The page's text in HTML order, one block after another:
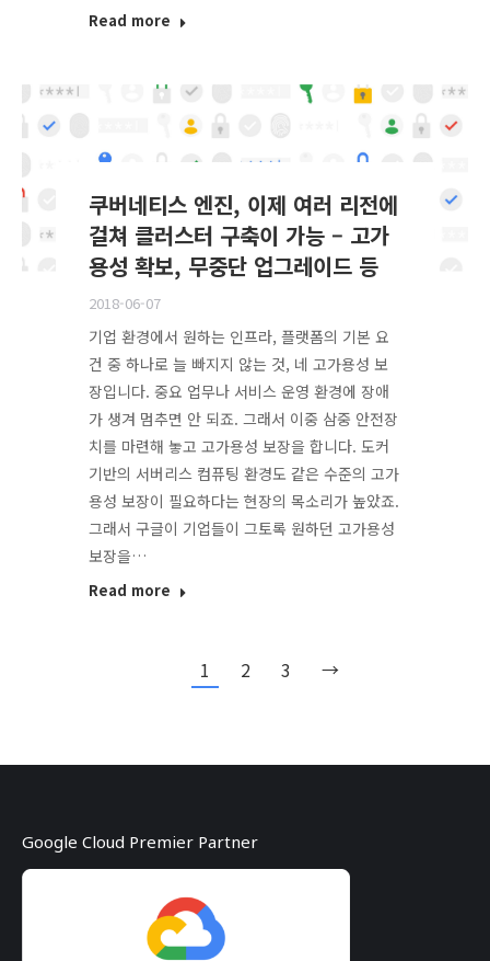
Read more
쿠버네티스 엔진, 이제 여러 리전에
걸쳐 클러스터 구축이 가능 – 고가
용성 확보, 무중단 업그레이드 등
2018-06-07
기업 환경에서 원하는 인프라, 플랫폼의 기본 요
건 중 하나로 늘 빠지지 않는 것, 네 고가용성 보
장입니다. 중요 업무나 서비스 운영 환경에 장애
가 생겨 멈추면 안 되죠. 그래서 이중 삼중 안전장
치를 마련해 놓고 고가용성 보장을 합니다. 도커
기반의 서버리스 컴퓨팅 환경도 같은 수준의 고가
용성 보장이 필요하다는 현장의 목소리가 높았죠.
그래서 구글이 기업들이 그토록 원하던 고가용성
보장을…
Read more
1 2 3 →
Google Cloud Premier Partner